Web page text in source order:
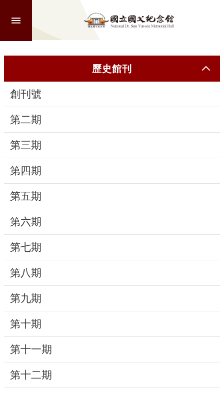
階
尋
認
識
本
館
參
觀
動
線
上
源
新
聞
與
公
告
歷史館刊
創刊號
第二期
第三期
第四期
第五期
第六期
第七期
第八期
第九期
第十期
第十一期
第十二期